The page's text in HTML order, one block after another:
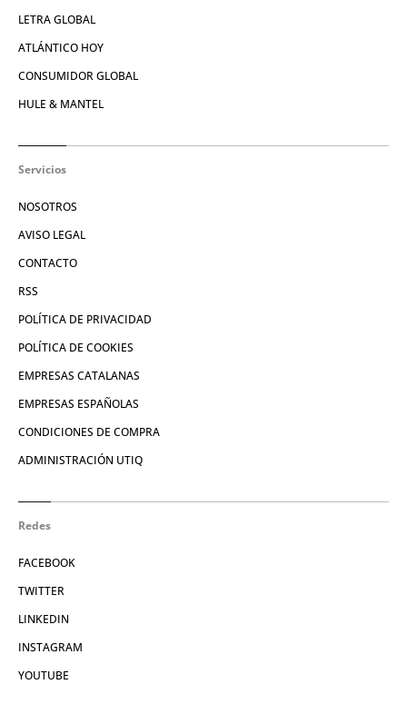
LETRA GLOBAL
ATLÁNTICO HOY
CONSUMIDOR GLOBAL
HULE & MANTEL
Servicios
NOSOTROS
AVISO LEGAL
CONTACTO
RSS
POLÍTICA DE PRIVACIDAD
POLÍTICA DE COOKIES
EMPRESAS CATALANAS
EMPRESAS ESPAÑOLAS
CONDICIONES DE COMPRA
ADMINISTRACIÓN UTIQ
Redes
FACEBOOK
TWITTER
LINKEDIN
INSTAGRAM
YOUTUBE